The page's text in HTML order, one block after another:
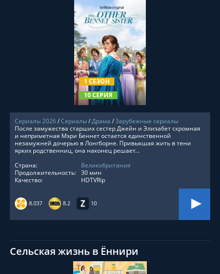
1 СЕЗОН
10 СЕРИЯ
СМОТРЕТЬ ОНЛАЙН
Сериалы 2026/Сериалы/Драма /Зарубежные сериалы
8.037 8.2 10
После замужества старших сестер Джейн и Элизабет скромная
и неприметная Мэри Беннет остается единственной
незамужней дочерью в Лонгборне. Привыкшая жить в тени
ярких родственниц, она наконец решает...
Страна:
Великобритания
Продолжительность: 30 мин
Качество:
HDTVRip
Сельская жизнь в Ëннири